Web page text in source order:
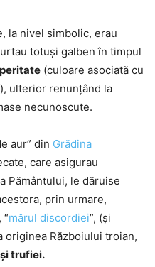
la nivel simbolic, erau
totuşi galben în timpul
(culoare asociată cu
ulterior renunţând la
necunoscute.
aur” din Grădina
care asigurau
Pământului, le dăruise
prin urmare,
“mărul discordiei”, (şi
originea Războiului troian,
trufiei.